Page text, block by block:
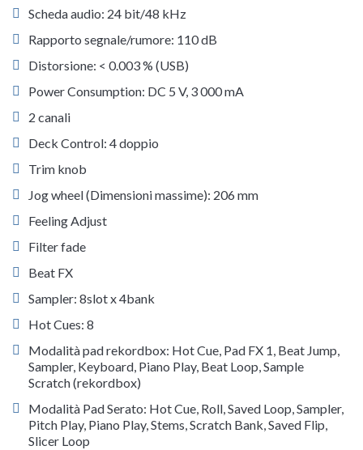
Scheda audio: 24 bit/48 kHz
Rapporto segnale/rumore: 110 dB
Distorsione: < 0.003 % (USB)
Power Consumption: DC 5 V, 3 000 mA
2 canali
Deck Control: 4 doppio
Trim knob
Jog wheel (Dimensioni massime): 206 mm
Feeling Adjust
Filter fade
Beat FX
Sampler: 8slot x 4bank
Hot Cues: 8
Modalità pad rekordbox: Hot Cue, Pad FX 1, Beat Jump,
Sampler, Keyboard, Piano Play, Beat Loop, Sample
Scratch (rekordbox)
Modalità Pad Serato: Hot Cue, Roll, Saved Loop, Sampler,
Pitch Play, Piano Play, Stems, Scratch Bank, Saved Flip,
Slicer Loop